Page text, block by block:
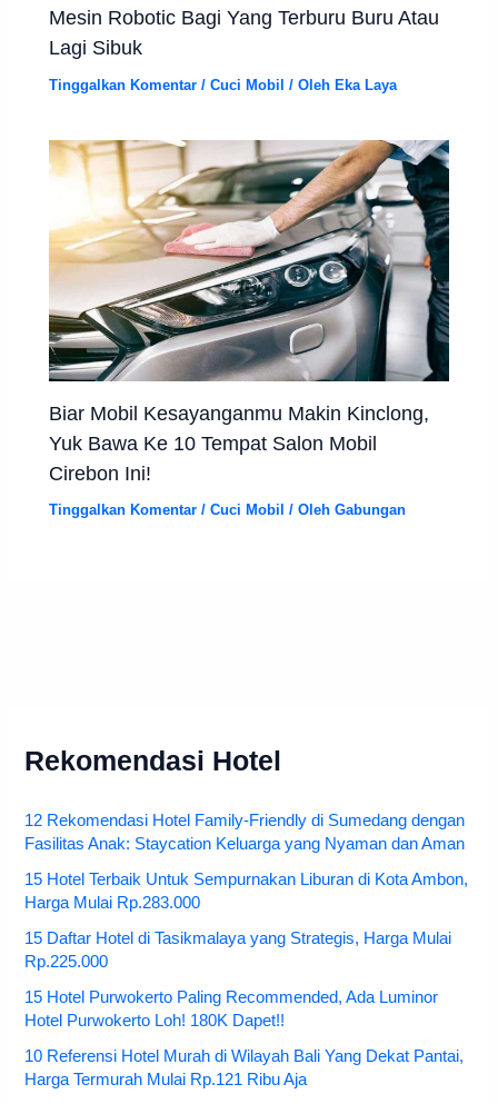
Mesin Robotic Bagi Yang Terburu Buru Atau
Lagi Sibuk
Tinggalkan Komentar /Cuci Mobil / OlehEka Laya
Biar Mobil Kesayanganmu Makin Kinclong,
Yuk Bawa Ke 10 Tempat Salon Mobil
Cirebon Ini!
Tinggalkan Komentar /Cuci Mobil / OlehGabungan
Rekomendasi Hotel
12 Rekomendasi Hotel Family-Friendly di Sumedang dengan
Fasilitas Anak: Staycation Keluarga yang Nyaman dan Aman
15 Hotel Terbaik Untuk Sempurnakan Liburan di Kota Ambon,
Harga Mulai Rp.283.000
15 Daftar Hotel di Tasikmalaya yang Strategis, Harga Mulai
Rp.225.000
15 Hotel Purwokerto Paling Recommended, Ada Luminor
Hotel Purwokerto Loh! 180K Dapet!!
10 Referensi Hotel Murah di Wilayah Bali Yang Dekat Pantai,
Harga Termurah Mulai Rp.121 Ribu Aja